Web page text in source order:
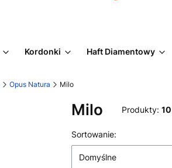
Kordonki Haft Diamentowy
Opus Natura Milo
Milo Produkty: 10
Lista produktów
Sortowanie:
Domyślne